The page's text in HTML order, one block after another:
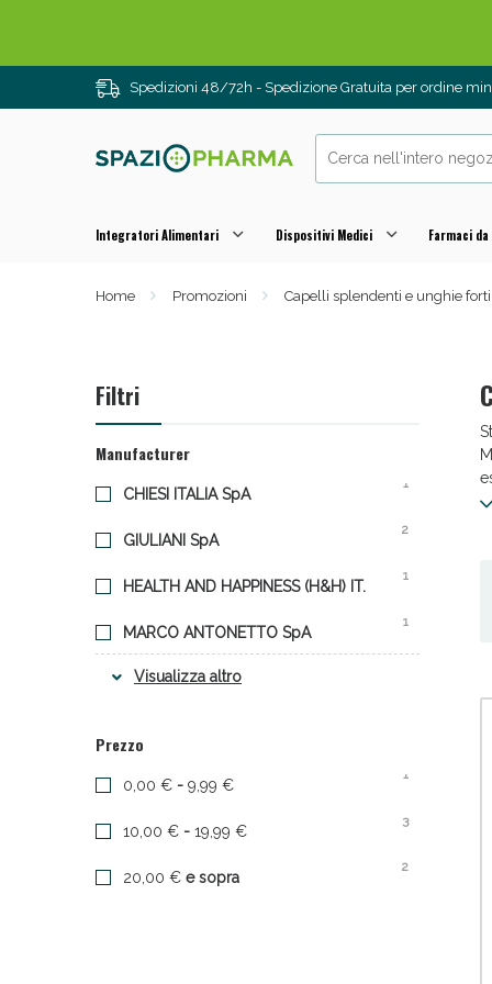
Spedizioni 48/72h - Spedizione Gratuita per ordine
Integratori Alimentari Dispositivi Medici Farmaci
Home Promozioni Capelli splendenti e unghie forti
Filtri
Manufacturer
CHIESI ITALIA SpA
1
GIULIANI SpA
2
HEALTH AND HAPPINESS (H&H) IT.
1
MARCO ANTONETTO SpA
1
UNIFARCO SpA
Visualizza altro
Prezzo
0,00 € - 9,99 €
1
10,00 € - 19,99 €
3
20,00 € e sopra
2